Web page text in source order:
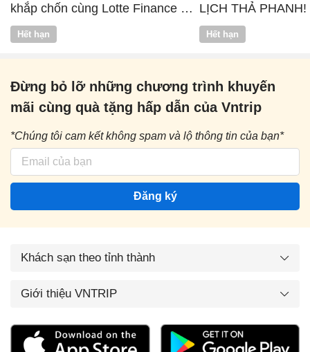
khắp chốn cùng Lotte Finance x
Vntrip
Hết hạn
LỊCH THẢ PHANH!
Hết hạn
Đừng bỏ lỡ những chương trình khuyến
mãi cùng quà tặng hấp dẫn của Vntrip
*Chúng tôi cam kết không spam và lộ thông tin của bạn*
Đăng ký
Khách sạn theo tỉnh thành
Giới thiệu VNTRIP